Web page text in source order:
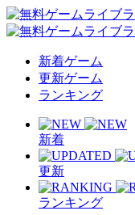
新着ゲーム
更新ゲーム
ランキング
新着
更新
ランキング